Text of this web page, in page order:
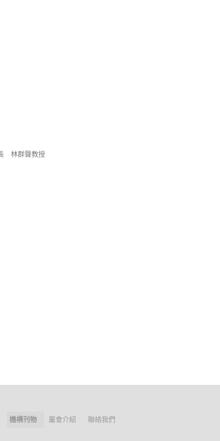
林群聲教授
機構刊物 屬會介紹 聯絡我們